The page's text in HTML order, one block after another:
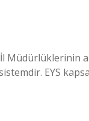
Müdürlüklerinin
EYS